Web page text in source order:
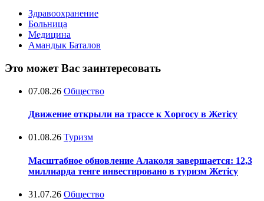
Здравоохранение
Больница
Медицина
Амандык Баталов
Это может Вас заинтересовать
07.08.26 Общество
Движение открыли на трассе к Хоргосу в Жетісу
01.08.26 Туризм
Масштабное обновление Алаколя завершается: 12,3
миллиарда тенге инвестировано в туризм Жетісу
31.07.26 Общество